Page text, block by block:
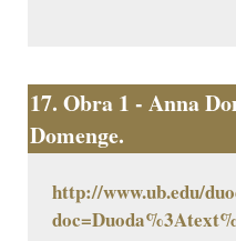
17. Obra 1 - Anna
Domenge.
http://www.ub.edu/